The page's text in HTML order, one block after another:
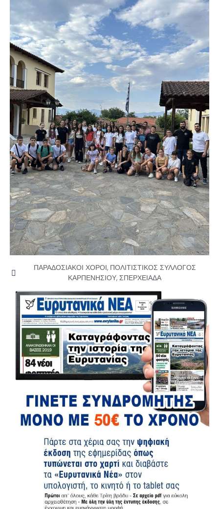
ΠΑΡΑΔΟΣΙΑΚΟΙ ΧΟΡΟΙ, ΠΟΛΙΤΙΣΤΙΚΟΣ ΣΥΛΛΟΓΟΣ
ΚΑΡΠΕΝΗΣΙΟΥ, ΣΠΕΡΧΕΙΑΔΑ